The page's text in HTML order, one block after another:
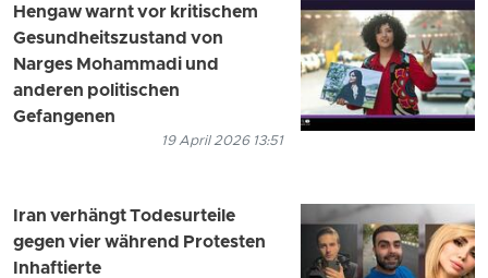
Hengaw warnt vor kritischem
Gesundheitszustand von
Narges Mohammadi und
anderen politischen
Gefangenen
19 April 2026 13:51
Iran verhängt Todesurteile
gegen vier während Protesten
Inhaftierte